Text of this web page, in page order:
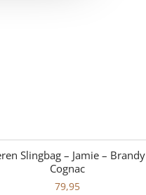
Slingbag – Jamie – Brandy
Cognac
79,95